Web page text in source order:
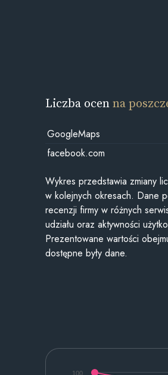
Liczba ocenna
GoogleMaps
facebook.com
Wykres przedstawia zmiany
w kolejnych okresach. Dane
recenzji firmy w różnych
udziału oraz aktywności
Prezentowane wartości
dostępne były dane.
100